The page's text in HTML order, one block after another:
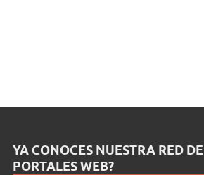
YA CONOCES NUESTRA RED DE
PORTALES WEB?